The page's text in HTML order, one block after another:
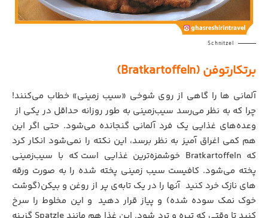
Schnitzel
برتکارتوفن (Bratkartoffeln)
آلمانی ها را گاهی از روی شوخی «سیب زمینی» خطاب می‌کنند!
چرا که به نظر می‌رسد سیب‌زمینی به طور روزانه حداقل در یکی از
وعده‌های غذایی یک فرد آلمانی گنجانده می‌شود. حتی اگر این
هم کمی اغراق آمیز به نظر برسد، این نکته را نمی‌شود انکار کرد
که Bratkartoffeln خوشمزه‌ترین غذایی است
که با سیب‌زمینی
پخته می‌شود. کافیست سیب زمینی پخته شده را به صورت ورقه
های نازک خرد کنید آنها را در یک تابه‌ی پر از روغن و بیکن(گوشت
خوک نمک سوده شده) و پیاز قرار دهید و این مخلوط را سرخ